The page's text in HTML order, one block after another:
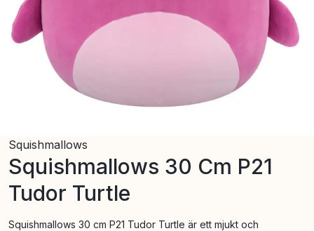
Squishmallows
Squishmallows 30 Cm P21
Tudor Turtle
Squishmallows 30 cm P21 Tudor Turtle är ett mjukt och